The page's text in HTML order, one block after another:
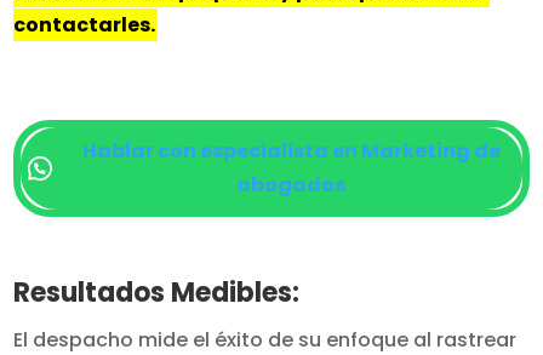
contactarles.
Hablar con especialista en Marketing de
abogados
Resultados Medibles:
El despacho mide el éxito de su enfoque al rastrear